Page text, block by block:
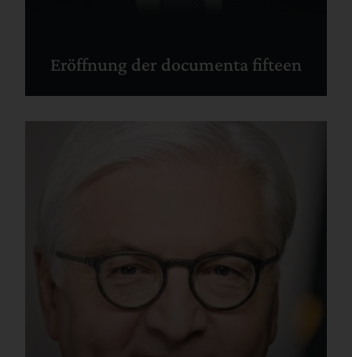
Eröffnung der documenta fifteen